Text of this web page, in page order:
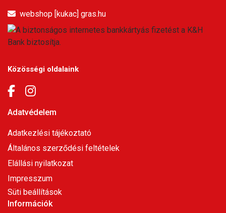
webshop [kukac] gras.hu
Közösségi oldalaink
Adatvédelem
Adatkezlési tájékoztató
Általános szerződési feltételek
Elállási nyilatkozat
Impresszum
Süti beállítások
Információk